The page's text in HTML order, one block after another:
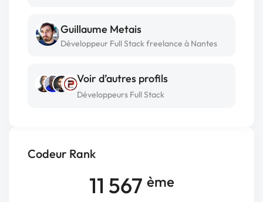
Codeur Rank
11 567 ème
Guillaume Metais
Développeur Full Stack freelance à Nantes
Voir d’autres profils
Développeurs Full Stack